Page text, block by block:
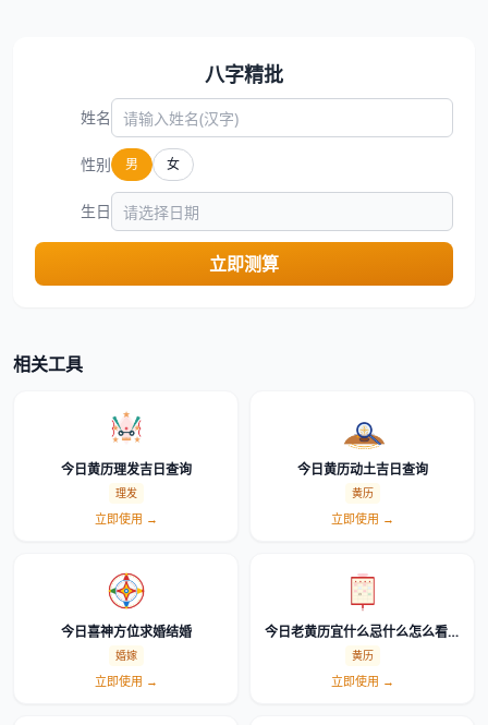
八字精批
姓名
性别 男 女
生日
立即测算
相关工具
今日黄历理发吉日查询
理发
立即使用 →
今日黄历动土吉日查询
黄历
立即使用 →
今日喜神方位求婚结婚
婚嫁
立即使用 →
今日老黄历宜什么忌什么怎么看详
细解读
黄历
立即使用 →